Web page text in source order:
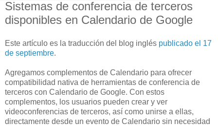
Sistemas de conferencia de terceros
disponibles en Calendario de Google
Este artículo es la traducción del blog inglés publicado el 17
de septiembre.
Agregamos complementos de Calendario para ofrecer
compatibilidad nativa de herramientas de conferencia de
terceros con Calendario de Google. Con estos
complementos, los usuarios pueden crear y ver
videoconferencias de terceros, así como unirse a ellas,
directamente desde un evento de Calendario sin necesidad